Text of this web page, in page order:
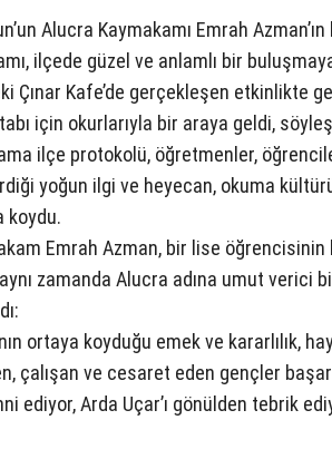
Alucra Kaymakamı Emrah
ilçede güzel ve anlamlı bir
Çınar Kafe’de gerçekleşen etkinlikte
için okurlarıyla bir araya geldi,
ilçe protokolü, öğretmenler,
yoğun ilgi ve heyecan, okuma
koydu.
Emrah Azman, bir lise öğrencisinin
zamanda Alucra adına umut
ortaya koyduğu emek ve
çalışan ve cesaret eden gençler
ediyor, Arda Uçar’ı gönülden tebrik